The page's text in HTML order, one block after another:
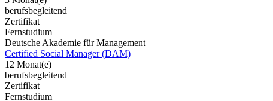
berufsbegleitend
Zertifikat
Fernstudium
Deutsche Akademie für Management
Certified Social Manager (DAM)
12 Monat(e)
berufsbegleitend
Zertifikat
Fernstudium